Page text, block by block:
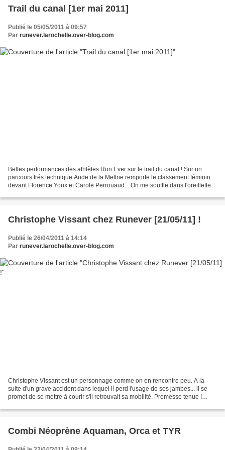
Trail du canal [1er mai 2011]
Publié le 05/05/2011 à 09:57
Par runever.larochelle.over-blog.com
Belles performances des athlètes Run Ever sur le trail du canal ! Sur un
parcours trés technique Aude de la Mettrie remporte le classement féminin
devant Florence Youx et Carole Perrouaud... On me souffle dans l'oreillette
Christophe Vissant chez Runever [21/05/11] !
Publié le 26/04/2011 à 14:14
Par runever.larochelle.over-blog.com
Christophe Vissant est un personnage comme on en rencontre peu. A la
suite d'un grave accident dans lequel il perd l'usage de ses jambes... il se
promet de se mettre à courir s'il retrouvait sa mobilité. Promesse tenue !
Combi Néoprène Aquaman, Orca et TYR